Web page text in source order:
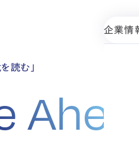
企業情
読む」
Ahead